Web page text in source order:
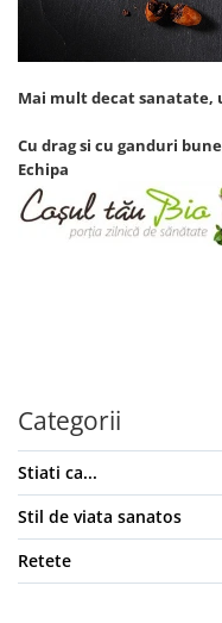
Mai mult decat sanatate,
Cu drag si cu ganduri
Echipa
Categorii
Stiati ca...
Stil de viata sanatos
Retete